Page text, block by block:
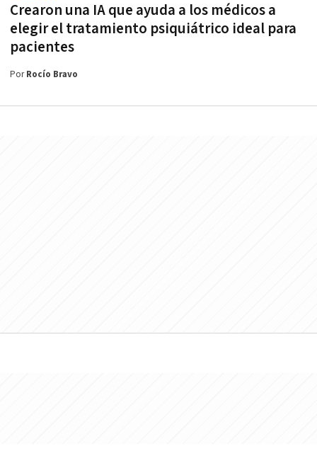
Crearon una IA que ayuda a los médicos a
elegir el tratamiento psiquiátrico ideal para
pacientes
PorRocío Bravo